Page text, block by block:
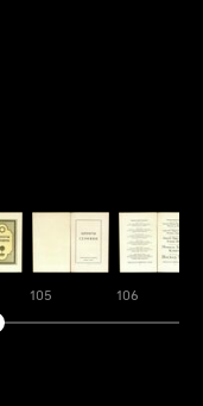
105 106